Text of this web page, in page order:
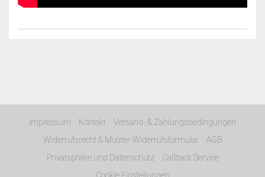
Impressum Kontakt
Versand- & Zahlungsbedingungen
Widerrufsrecht & Muster-Widerrufsformular
AGB
Privatsphäre und Datenschutz
Callback Service